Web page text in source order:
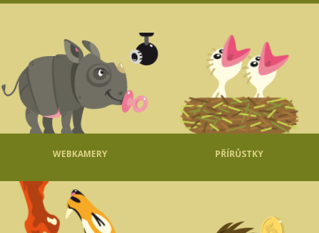
WEBKAMERY PŘÍRŮSTKY